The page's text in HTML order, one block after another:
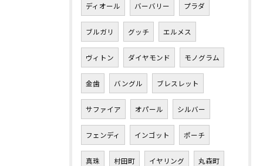
ディオール バーバリー プラダ
ブルガリ グッチ エルメス
ヴィトン ダイヤモンド モノグラム
金歯 バングル ブレスレット
サファイア オパール シルバー
フェンディ インゴット ポーチ
真珠 村田町 イヤリング 丸森町